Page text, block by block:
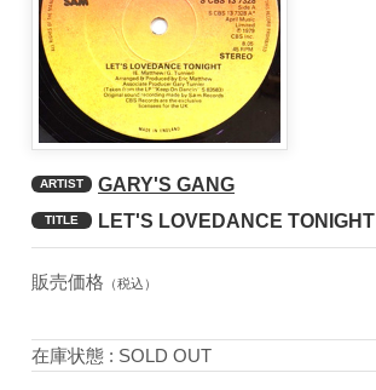
ARTIST GARY'S GANG
TITLE LET'S LOVEDANCE TONIGHT
販売価格 （税込）
在庫状態 : SOLD OUT